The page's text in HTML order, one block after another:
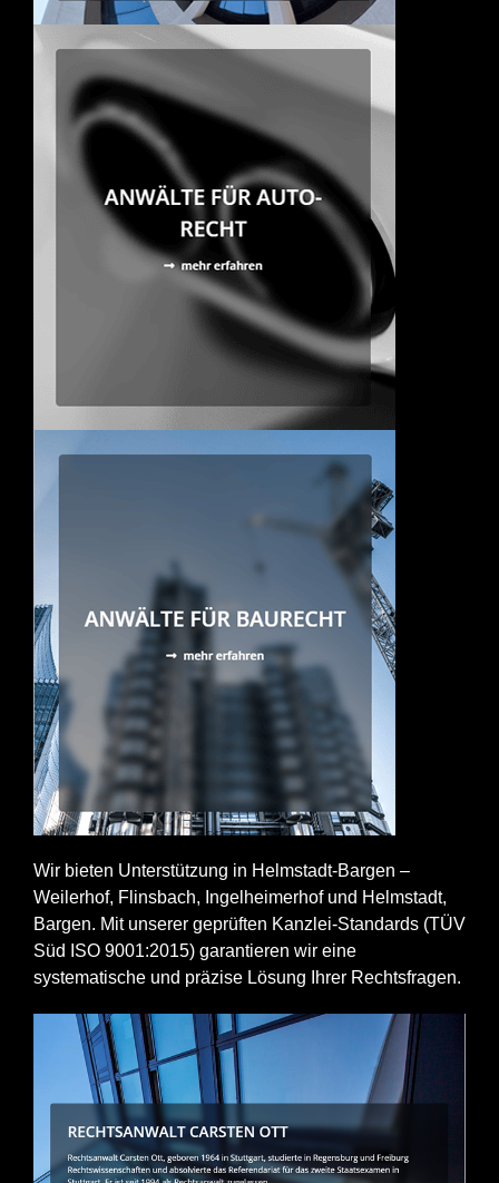
Wir bieten Unterstützung in Helmstadt-Bargen –
Weilerhof, Flinsbach, Ingelheimerhof und Helmstadt,
Bargen. Mit unserer geprüften Kanzlei-Standards (TÜV
Süd ISO 9001:2015) garantieren wir eine
systematische und präzise Lösung Ihrer Rechtsfragen.